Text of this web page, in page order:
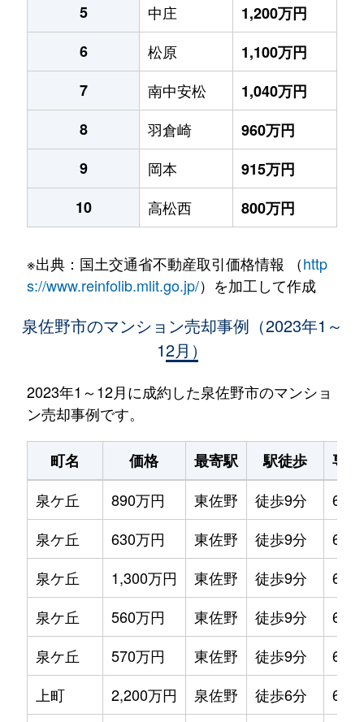
5
中庄
1,200万円
6
松原
1,100万円
7
南中安松
1,040万円
8
羽倉崎
960万円
9
岡本
915万円
10
高松西 800万円
※出典：国土交通省不動産取引価格情報 （http
s://www.reinfolib.mlit.go.jp/）を加工して作成
泉佐野市のマンション売却事例（2023年1～
12月）
2023年1～12月に成約した泉佐野市のマンショ
ン売却事例です。
町名 価格 最寄駅 駅徒歩
専
泉ケ丘
890万円 東佐野 徒歩9分
泉ケ丘
630万円 東佐野 徒歩9分
泉ケ丘
1,300万円 東佐野 徒歩9分
泉ケ丘
560万円 東佐野 徒歩9分
泉ケ丘
570万円 東佐野 徒歩9分
上町
2,200万円 泉佐野 徒歩6分